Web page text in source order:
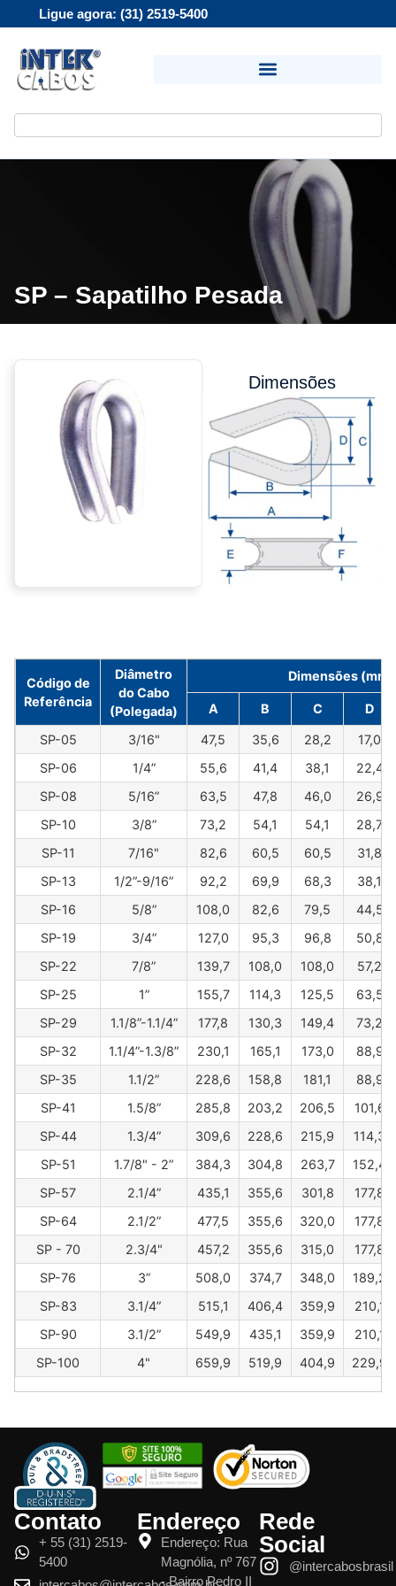
Ligue agora: (31) 2519-5400
SP – Sapatilho Pesada
Dimensões
Código de
Referência
Diâmetro
do Cabo
(Polegada)
Dimensões (mm)
A B C D
SP-05 3/16" 47,5 35,6 28,2
17,0
SP-06
1/4” 55,6 41,4 38,1
22,4
SP-08
5/16” 63,5 47,8 46,0
26,9
SP-10
3/8” 73,2 54,1 54,1
28,7
SP-11
7/16" 82,6 60,5 60,5
31,8
SP-13
1/2”-9/16” 92,2 69,9 68,3
38,1
SP-16
5/8” 108,0 82,6 79,5
44,5
SP-19
3/4” 127,0 95,3 96,8
50,8
SP-22
7/8” 139,7 108,0 108,0
57,2
SP-25
1” 155,7 114,3 125,5
63,5
SP-29
1.1/8”-1.1/4” 177,8 130,3 149,4
73,2
SP-32
1.1/4”-1.3/8” 230,1 165,1 173,0
88,9
SP-35
1.1/2” 228,6 158,8 181,1
88,9
SP-41
1.5/8” 285,8 203,2 206,5
101,6
SP-44
1.3/4” 309,6 228,6 215,9
114,3
SP-51
1.7/8" - 2” 384,3 304,8 263,7
152,4
SP-57
2.1/4” 435,1 355,6 301,8
177,8
SP-64
2.1/2” 477,5 355,6 320,0
177,8
SP - 70
2.3/4" 457,2 355,6 315,0
177,8
SP-76
3” 508,0 374,7 348,0
189,2
SP-83
3.1/4” 515,1 406,4 359,9
210,1
SP-90
3.1/2” 549,9 435,1 359,9
210,1
SP-100
4" 659,9 519,9 404,9 229,9
Contato
+ 55 (31) 2519-
5400
Endereço
Endereço: Rua
Magnólia, nº 767
- Bairro Pedro II
Rede
Social
@intercabosbrasil